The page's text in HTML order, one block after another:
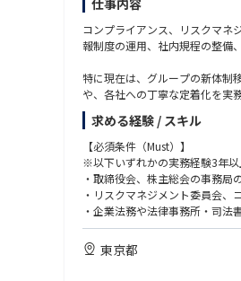
仕事内容
コンプライアンス、リスクマネ
報制度の運用、社内規程の整備
特に現在は、グループの新体制
や、各社への丁寧な定着化を実
【具体的な業務内容】
※ご経験やスキル、適性等を判
・取締役会、株主総会の事務局
・取締役およびCxOの選任、報
・社内グループ再編やM＆A案件
・リスクマネジメント施策の取組
・取適法（旧下請法）など各種
・内部通報制度／取引先通報制
求める経験 / スキル
【必須条件（Must）】
※以下いずれかの実務経験3年
・取締役会、株主総会の事務局
・リスクマネジメント委員会、
・企業法務や法律事務所・司法
・リスクマネジメント対応の実
・会社法の機関法務に関する実務
東京都